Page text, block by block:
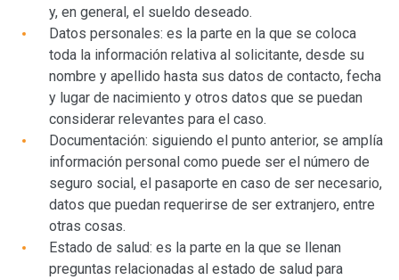
y, en general, el sueldo deseado.
Datos personales: es la parte en la que se coloca
toda la información relativa al solicitante, desde su
nombre y apellido hasta sus datos de contacto, fecha
y lugar de nacimiento y otros datos que se puedan
considerar relevantes para el caso.
Documentación: siguiendo el punto anterior, se amplía
información personal como puede ser el número de
seguro social, el pasaporte en caso de ser necesario,
datos que puedan requerirse de ser extranjero, entre
otras cosas.
Estado de salud: es la parte en la que se llenan
preguntas relacionadas al estado de salud para